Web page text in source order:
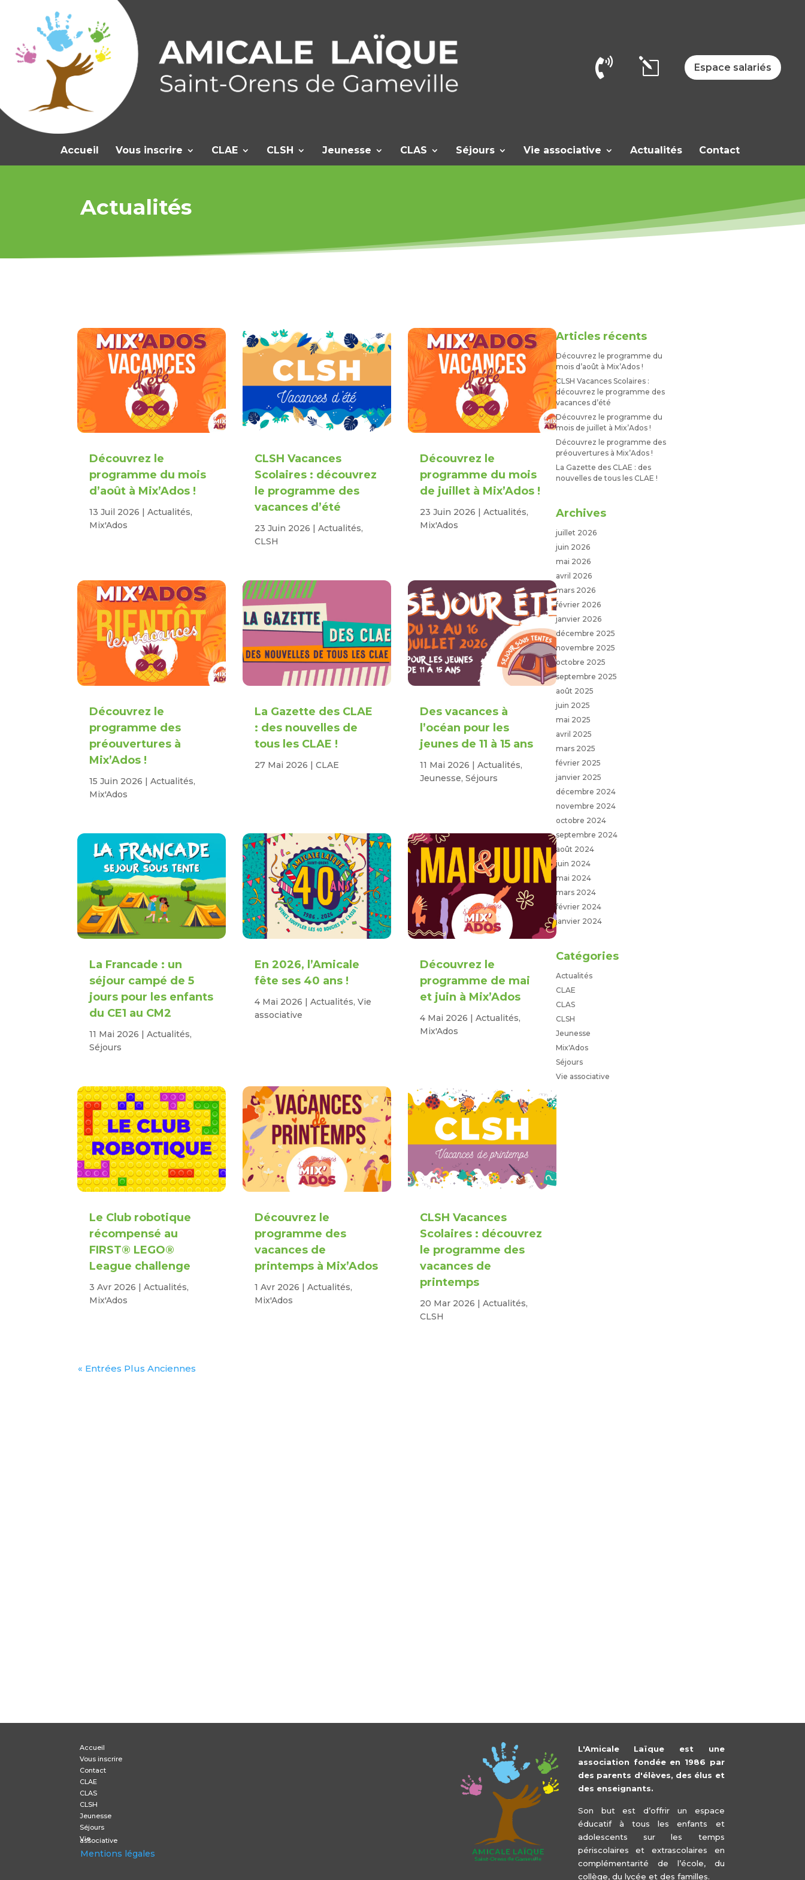
 l Espace salariés
Accueil Vous inscrire CLAE CLSH Jeunesse CLAS Séjours Vie associative Actualités Contact
Actualités
Découvrez le
programme du mois
d’août à Mix’Ados !
13 Juil 2026 |Actualités,
Mix'Ados
CLSH Vacances
Scolaires : découvrez
le programme des
vacances d’été
23 Juin 2026 |Actualités,
CLSH
Découvrez le
programme du mois
de juillet à Mix’Ados !
23 Juin 2026 |Actualités,
Mix'Ados
Découvrez le
programme des
préouvertures à
Mix’Ados !
15 Juin 2026 |Actualités,
Mix'Ados
La Gazette des CLAE
: des nouvelles de
tous les CLAE !
27 Mai 2026 |CLAE
Des vacances à
l’océan pour les
jeunes de 11 à 15 ans
11 Mai 2026 |Actualités,
Jeunesse,Séjours
La Francade : un
séjour campé de 5
jours pour les enfants
du CE1 au CM2
11 Mai 2026 |Actualités,
Séjours
En 2026, l’Amicale
fête ses 40 ans !
4 Mai 2026 |Actualités,Vie
associative
Découvrez le
programme de mai
et juin à Mix’Ados
4 Mai 2026 |Actualités,
Mix'Ados
Le Club robotique
récompensé au
FIRST® LEGO®
League challenge
3 Avr 2026 |Actualités,
Mix'Ados
Découvrez le
programme des
vacances de
printemps à Mix’Ados
1 Avr 2026 |Actualités,
Mix'Ados
CLSH Vacances
Scolaires : découvrez
le programme des
vacances de
printemps
20 Mar 2026 |Actualités,
CLSH
« Entrées Plus Anciennes
Articles récents
Découvrez le programme du
mois d’août à Mix’Ados !
CLSH Vacances Scolaires :
découvrez le programme des
vacances d’été
Découvrez le programme du
mois de juillet à Mix’Ados !
Découvrez le programme des
préouvertures à Mix’Ados !
La Gazette des CLAE : des
nouvelles de tous les CLAE !
Archives
juillet 2026
juin 2026
mai 2026
avril 2026
mars 2026
février 2026
janvier 2026
décembre 2025
novembre 2025
octobre 2025
septembre 2025
août 2025
juin 2025
mai 2025
avril 2025
mars 2025
février 2025
janvier 2025
décembre 2024
novembre 2024
octobre 2024
septembre 2024
août 2024
juin 2024
mai 2024
mars 2024
février 2024
janvier 2024
Catégories
Actualités
CLAE
CLAS
CLSH
Jeunesse
Mix'Ados
Séjours
Vie associative
Accueil
Vous inscrire
Contact
CLAE
CLAS
CLSH
Jeunesse
Séjours
Vie
associative
Mentions légales
L'Amicale Laïque est une
association fondée en 1986 par
des parents d'élèves, des élus et
des enseignants.
Son but est d’offrir un espace
éducatif à tous les enfants et
adolescents sur les temps
périscolaires et extrascolaires en
complémentarité de l’école, du
collège, du lycée et des familles.